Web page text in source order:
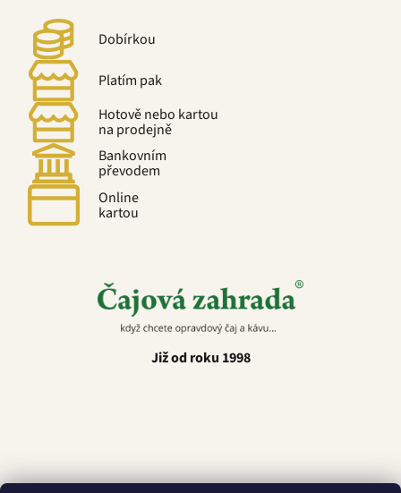
Dobírkou
Platím pak
Hotově nebo kartou
na prodejně
Bankovním
převodem
Online
kartou
Již od roku 1998